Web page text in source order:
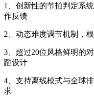
1、创新性的节拍判定系
作反馈
2、动态难度调节机制，
3、超过20位风格鲜明的
蹈设计
4、支持离线模式与全球
求